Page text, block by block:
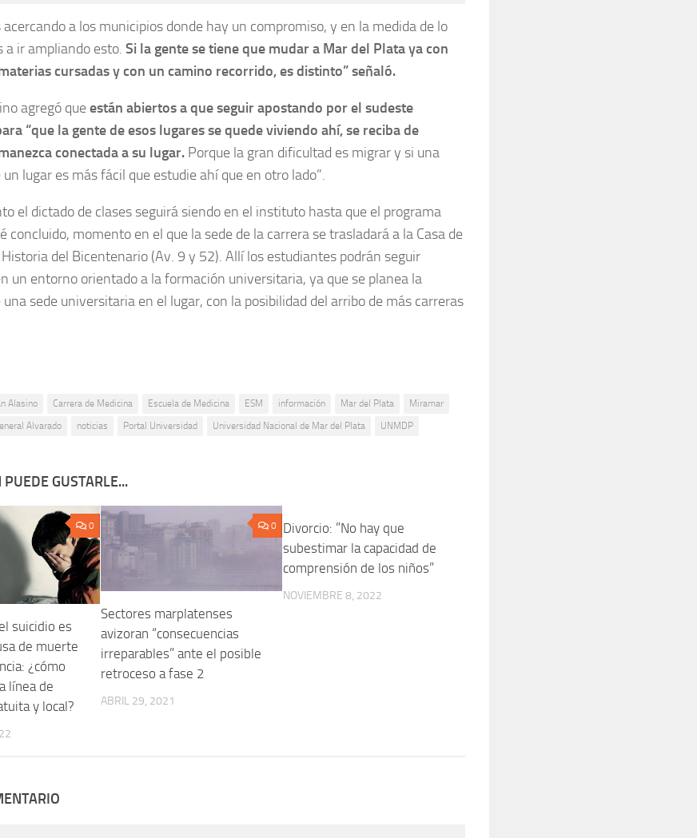
acercando a los municipios donde hay un compromiso, y en la medida de lo
a ir ampliando esto. Si la gente se tiene que mudar a Mar del Plata ya con
cursadas y con un camino recorrido, es distinto” señaló.
agregó queestán abiertos a que seguir apostando por el sudeste
“que la gente de esos lugares se quede viviendo ahí, se reciba de
conectada a su lugar. Porque la gran dificultad es migrar y si una
un lugar es más fácil que estudie ahí que en otro lado”.
el dictado de clases seguirá siendo en el instituto hasta que el programa
concluido, momento en el que la sede de la carrera se trasladará a la Casa de
del Bicentenario (Av. 9 y 52). Allí los estudiantes podrán seguir
un entorno orientado a la formación universitaria, ya que se planea la
sede universitaria en el lugar, con la posibilidad del arribo de más carreras
Alasino Carrera de Medicina Escuela de Medicina ESM información Mar del Plata
Miramar
Alvarado
noticias Portal Universidad Universidad Nacional de Mar del Plata UNMDP
GUSTARLE...
0
suicidio es
de muerte
¿cómo
línea de
y local?
0
Sectores marplatenses
avizoran “consecuencias
irreparables” ante el posible
retroceso a fase 2
ABRIL 29, 2021
Divorcio: ”No hay que
subestimar la capacidad de
comprensión de los niños”
NOVIEMBRE 8, 2022